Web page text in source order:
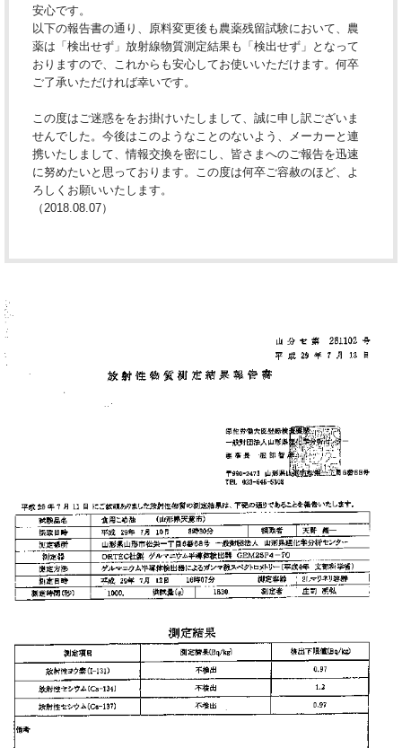
安心です。
以下の報告書の通り、原料変更後も農薬残留試験において、農
薬は「検出せず」放射線物質測定結果も「検出せず」となって
おりますので、これからも安心してお使いいただけます。何卒
ご了承いただければ幸いです。
この度はご迷惑ををお掛けいたしまして、誠に申し訳ございま
せんでした。今後はこのようなことのないよう、メーカーと連
携いたしまして、情報交換を密にし、皆さまへのご報告を迅速
に努めたいと思っております。この度は何卒ご容赦のほど、よ
ろしくお願いいたします。
（2018.08.07）